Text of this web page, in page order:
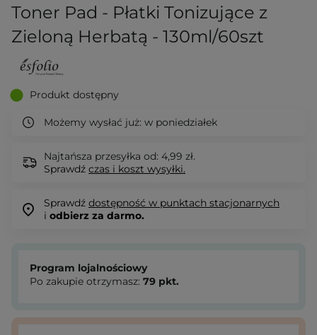
Toner Pad - Płatki Tonizujące z
Zieloną Herbatą - 130ml/60szt
Produkt dostępny
Możemy wysłać już: w poniedziałek
Najtańsza przesyłka od: 4,99 zł.
Sprawdź czas i koszt wysyłki.
Sprawdź dostępność w punktach stacjonarnych
i odbierz za darmo.
Program lojalnościowy
Po zakupie otrzymasz: 79 pkt.